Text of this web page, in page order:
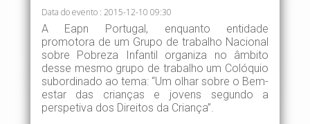
Data do evento : 2015-12-10 09:30
A Eapn Portugal, enquanto entidade
promotora de um Grupo de trabalho Nacional
sobre Pobreza Infantil organiza no âmbito
desse mesmo grupo de trabalho um Colóquio
subordinado ao tema: “Um olhar sobre o Bem-
estar das crianças e jovens segundo a
perspetiva dos Direitos da Criança”.